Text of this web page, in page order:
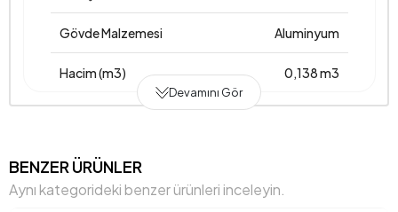
Gövde Malzemesi Aluminyum
Hacim (m3) 0,138 m3
Mekanizma Bilgisi
Yükseklik (mm)
Devamını Gör
BENZER ÜRÜNLER
Aynı kategorideki benzer ürünleri inceleyin.